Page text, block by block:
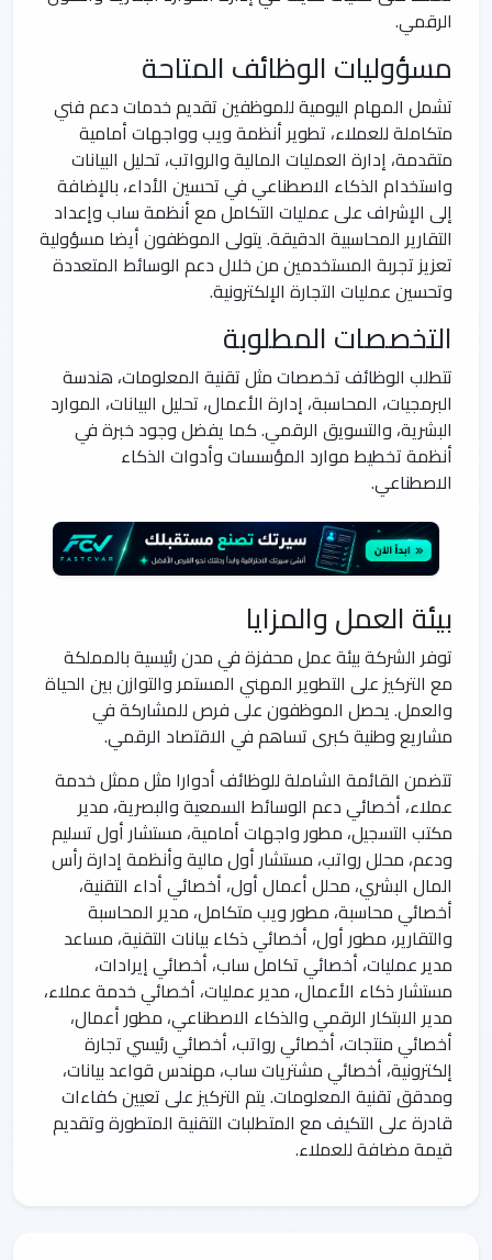
الرقمي.
مسؤوليات الوظائف المتاحة
تشمل المهام اليومية للموظفين تقديم خدمات دعم فني
متكاملة للعملاء، تطوير أنظمة ويب وواجهات أمامية
متقدمة، إدارة العمليات المالية والرواتب، تحليل البيانات
واستخدام الذكاء الاصطناعي في تحسين الأداء، بالإضافة
إلى الإشراف على عمليات التكامل مع أنظمة ساب وإعداد
التقارير المحاسبية الدقيقة. يتولى الموظفون أيضا مسؤولية
تعزيز تجربة المستخدمين من خلال دعم الوسائط المتعددة
وتحسين عمليات التجارة الإلكترونية.
التخصصات المطلوبة
تتطلب الوظائف تخصصات مثل تقنية المعلومات، هندسة
البرمجيات، المحاسبة، إدارة الأعمال، تحليل البيانات، الموارد
البشرية، والتسويق الرقمي. كما يفضل وجود خبرة في
أنظمة تخطيط موارد المؤسسات وأدوات الذكاء
الاصطناعي.
بيئة العمل والمزايا
توفر الشركة بيئة عمل محفزة في مدن رئيسية بالمملكة
مع التركيز على التطوير المهني المستمر والتوازن بين الحياة
والعمل. يحصل الموظفون على فرص للمشاركة في
مشاريع وطنية كبرى تساهم في الاقتصاد الرقمي.
تتضمن القائمة الشاملة للوظائف أدوارا مثل ممثل خدمة
عملاء، أخصائي دعم الوسائط السمعية والبصرية، مدير
مكتب التسجيل، مطور واجهات أمامية، مستشار أول تسليم
ودعم، محلل رواتب، مستشار أول مالية وأنظمة إدارة رأس
المال البشري، محلل أعمال أول، أخصائي أداء التقنية،
أخصائي محاسبة، مطور ويب متكامل، مدير المحاسبة
والتقارير، مطور أول، أخصائي ذكاء بيانات التقنية، مساعد
مدير عمليات، أخصائي تكامل ساب، أخصائي إيرادات،
مستشار ذكاء الأعمال، مدير عمليات، أخصائي خدمة عملاء،
مدير الابتكار الرقمي والذكاء الاصطناعي، مطور أعمال،
أخصائي منتجات، أخصائي رواتب، أخصائي رئيسي تجارة
إلكترونية، أخصائي مشتريات ساب، مهندس قواعد بيانات،
ومدقق تقنية المعلومات. يتم التركيز على تعيين كفاءات
قادرة على التكيف مع المتطلبات التقنية المتطورة وتقديم
قيمة مضافة للعملاء.